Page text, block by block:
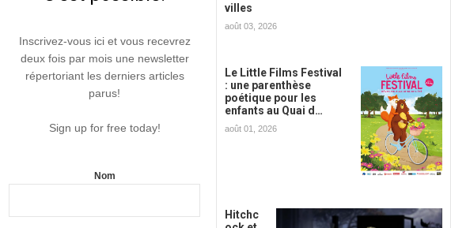
Inscrivez-vous ici et vous recevrez
deux fois par mois une newsletter
répertoriant les derniers articles
parus!
Sign up for free today!
Nom
villes
août 03, 2026
Le Little Films Festival
: une parenthèse
poétique pour les
enfants au Quai d…
août 01, 2026
Hitchc